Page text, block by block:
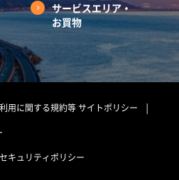
サービスエリア・
お買物
用に関する規約等サイトポリシー
キュリティポリシー